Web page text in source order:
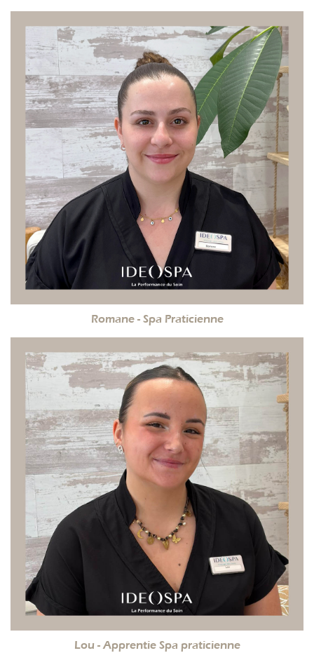
Romane - Spa Praticienne
Lou - Apprentie Spa praticienne